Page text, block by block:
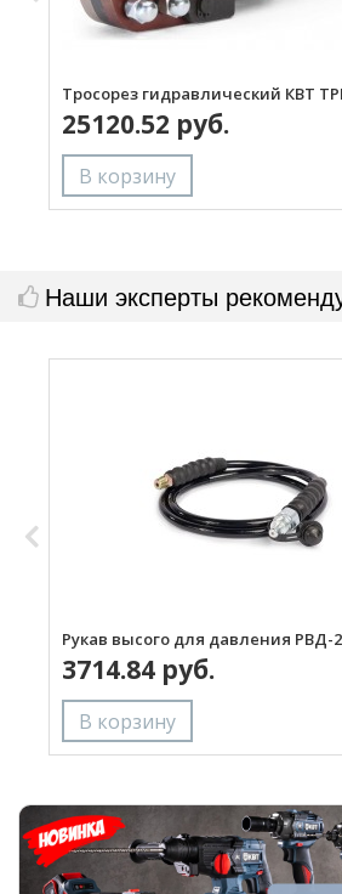
Тросорез гидравлический КВТ
25120.52 руб.
Наши эксперты
Рукав высого для давления РВД-
3714.84 руб.